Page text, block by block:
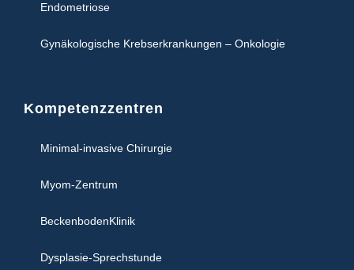
Endometriose
Gynäkologische Krebserkrankungen – Onkologie
Kompetenzzentren
Minimal-invasive Chirurgie
Myom-Zentrum
BeckenbodenKlinik
Dysplasie-Sprechstunde